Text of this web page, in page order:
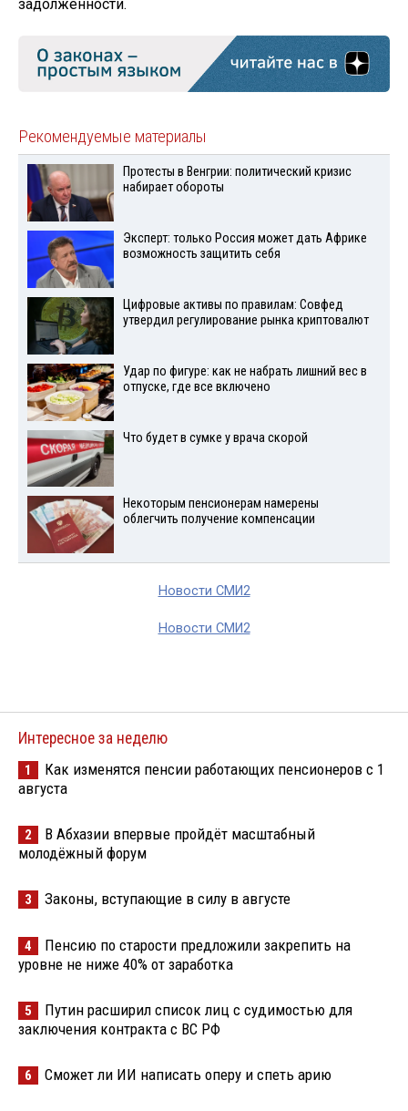
задолженности.
Рекомендуемые материалы
Протесты в Венгрии: политический кризис
набирает обороты
Эксперт: только Россия может дать Африке
возможность защитить себя
Цифровые активы по правилам: Совфед
утвердил регулирование рынка криптовалют
Удар по фигуре: как не набрать лишний вес в
отпуске, где все включено
Что будет в сумке у врача скорой
Некоторым пенсионерам намерены
облегчить получение компенсации
Новости СМИ2
Новости СМИ2
Интересное за неделю
1
Как изменятся пенсии работающих пенсионеров с 1
августа
2
В Абхазии впервые пройдёт масштабный
молодёжный форум
3 Законы, вступающие в силу в августе
4
Пенсию по старости предложили закрепить на
уровне не ниже 40% от заработка
5
Путин расширил список лиц с судимостью для
заключения контракта с ВС РФ
6 Сможет ли ИИ написать оперу и спеть арию